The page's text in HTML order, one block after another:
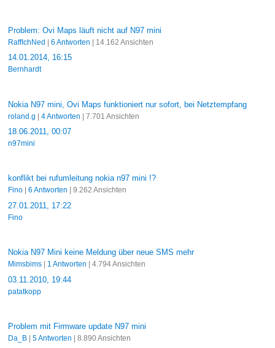
Problem: Ovi Maps läuft nicht auf N97 mini
RaffIchNed 6 Antworten | 14.162 Ansichten
14.01.2014, 16:15
Bernhardt
Nokia N97 mini, Ovi Maps funktioniert nur sofort, bei Netztempfang
roland.g 4 Antworten | 7.701 Ansichten
18.06.2011, 00:07
n97mini
konflikt bei rufumleitung nokia n97 mini !?
Fino| 6 Antworten | 9.262 Ansichten
27.01.2011, 17:22
Fino
Nokia N97 Mini keine Meldung über neue SMS mehr
Mimsbims| 1 Antworten | 4.794 Ansichten
03.11.2010, 19:44
patatkopp
Problem mit Firmware update N97 mini
Da_B| 5 Antworten | 8.890 Ansichten